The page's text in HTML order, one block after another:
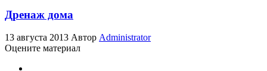
Дренаж дома
13 августа 2013 Автор Administrator
Оцените материал